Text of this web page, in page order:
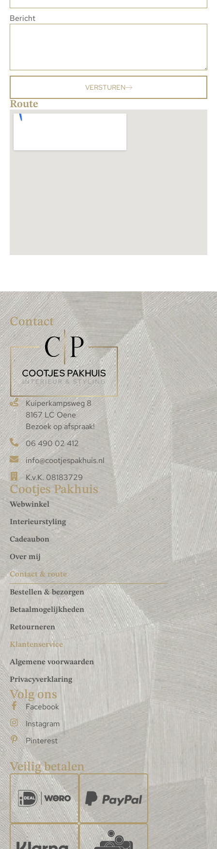
Route
Bericht
VERSTUREN
Contact
Kuiperkampsweg 8
8167 LC Oene
Bezoek op afspraak!
06 490 02 412
info@cootjespakhuis.nl
K.v.K. 08183729
Cootjes Pakhuis
Webwinkel
Interieurstyling
Cadeaubon
Over mij
Contact & route
Bestellen & bezorgen
Betaalmogelijkheden
Retourneren
Klantenservice
Algemene voorwaarden
Privacyverklaring
Volg ons
Facebook
Instagram
Pinterest
Veilig betalen